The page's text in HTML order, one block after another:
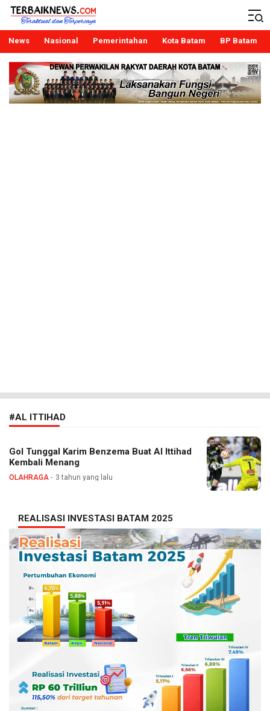
Terbaiknews
Teraktual dan Terpercaya
News Nasional Pemerintahan Kota Batam BP Batam
#AL ITTIHAD
Gol Tunggal Karim Benzema Buat Al Ittihad
Kembali Menang
OLAHRAGA 3 tahun yang lalu
REALISASI INVESTASI BATAM 2025